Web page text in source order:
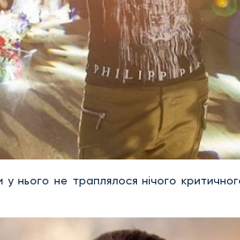
нього не траплялося нічого